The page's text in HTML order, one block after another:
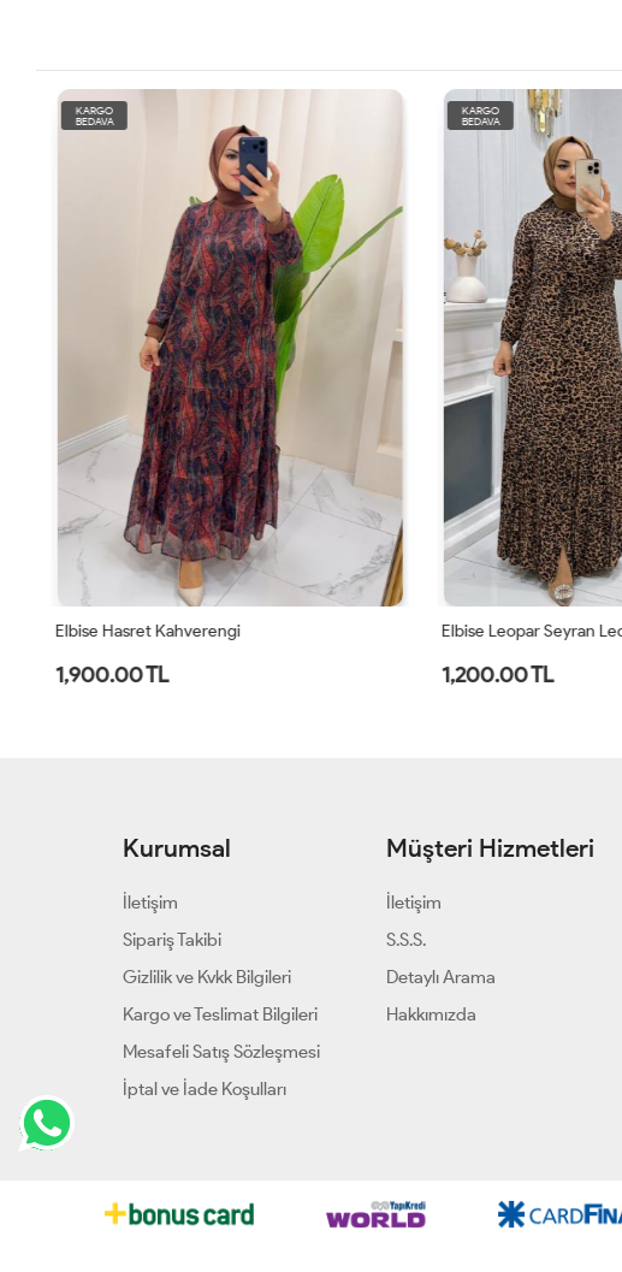
KARGO
BEDAVA
Elbise Hasret Kahverengi
1,900.00 TL
KARGO
BEDAVA
Elbise Leopar Seyran
1,200.00 TL
Kurumsal
İletişim
Sipariş Takibi
Gizlilik ve Kvkk Bilgileri
Kargo ve Teslimat Bilgileri
Mesafeli Satış Sözleşmesi
İptal ve İade Koşulları
Müşteri Hizmetleri
İletişim
S.S.S.
Detaylı Arama
Hakkımızda